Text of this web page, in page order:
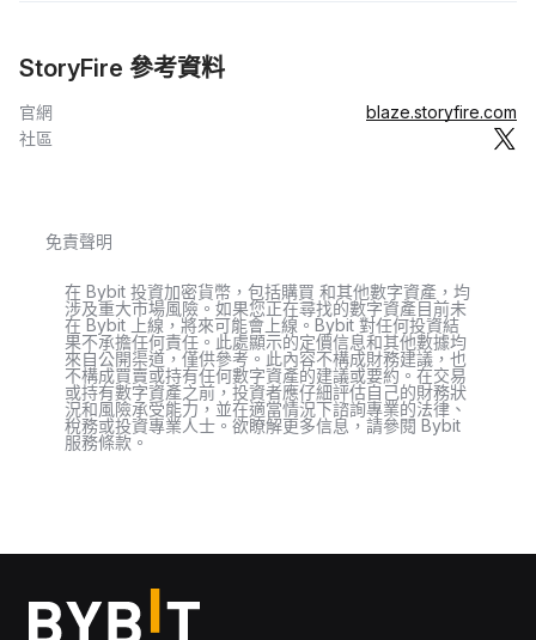
StoryFire 參考資料
官網
blaze.storyfire.com
社區
免責聲明
在 Bybit 投資加密貨幣，包括購買 和其他數字資產，均
涉及重大市場風險。如果您正在尋找的數字資產目前未
在 Bybit 上線，將來可能會上線。Bybit 對任何投資結
果不承擔任何責任。此處顯示的定價信息和其他數據均
來自公開渠道，僅供參考。此內容不構成財務建議，也
不構成買賣或持有任何數字資產的建議或要約。在交易
或持有數字資產之前，投資者應仔細評估自己的財務狀
況和風險承受能力，並在適當情況下諮詢專業的法律、
稅務或投資專業人士。欲瞭解更多信息，請參閱 Bybit
服務條款。